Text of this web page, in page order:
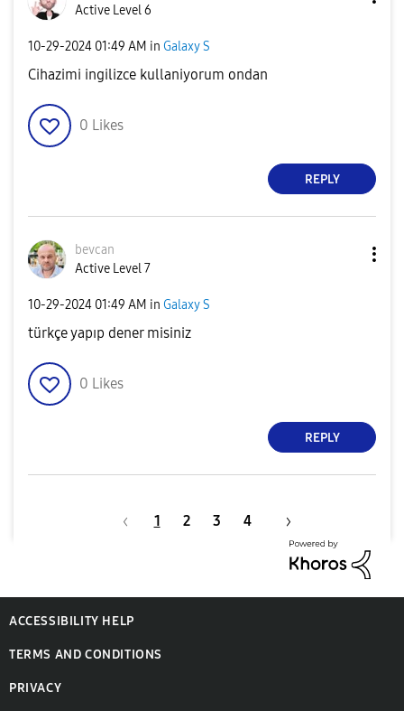
Active Level 6
‎10-29-2024 01:49 AM in Galaxy S
Cihazimi ingilizce kullaniyorum ondan
0 Likes
REPLY
bevcan
Active Level 7
‎10-29-2024 01:49 AM in Galaxy S
türkçe yapıp dener misiniz
0 Likes
REPLY
1 2 3 4
ACCESSIBILITY HELP
TERMS AND CONDITIONS
PRIVACY